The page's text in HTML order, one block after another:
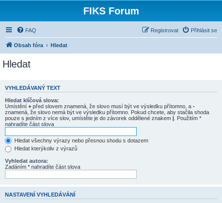
FIKS Forum
FAQ Přihlásit se
Registrovat
Obsah fóra Hledat
Hledat
VYHLEDÁVANÝ TEXT
Hledat klíčová slova:
Umístění + před slovem znamená, že slovo musí být ve výsledku přítomno, a -
znamená, že slovo nemá být ve výsledku přítomno. Pokud chcete, aby stačila shoda
pouze s jedním z více slov, umístěte je do závorek oddělené znakem | . Použitím *
nahradíte část slova
Hledat všechny výrazy nebo přesnou shodu s dotazem
Hledat kterýkoliv z výrazů
Vyhledat autora:
Zadáním * nahradíte část slova
NASTAVENÍ VYHLEDÁVÁNÍ